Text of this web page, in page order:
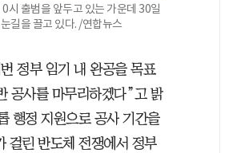
시 출범을 앞두고 있는 가운데 30일
길을 끌고 있다. /연합뉴스
정부 임기 내 완공을 목표
공사를 마무리하겠다”고 밝
행정 지원으로 공사 기간을
걸린 반도체 전쟁에서 정부